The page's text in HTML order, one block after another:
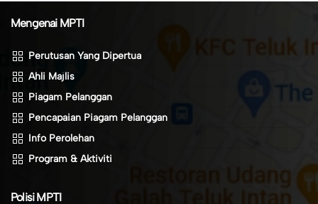
Mengenai MPTI
Perutusan Yang Dipertua
Ahli Majlis
Piagam Pelanggan
Pencapaian Piagam Pelanggan
Info Perolehan
Program & Aktiviti
Polisi MPTI